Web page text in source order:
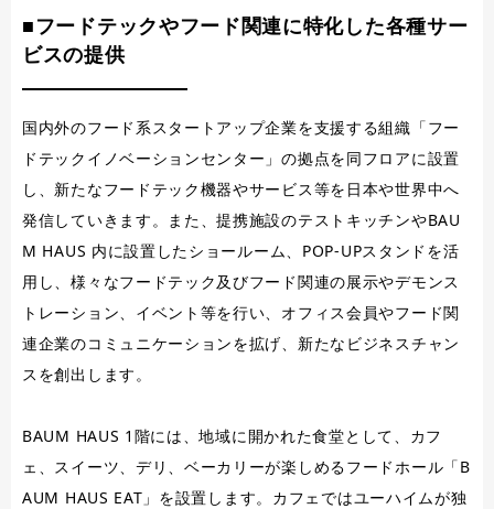
■フードテックやフード関連に特化した各種サー
ビスの提供
国内外のフード系スタートアップ企業を支援する組織「フー
ドテックイノベーションセンター」の拠点を同フロアに設置
し、新たなフードテック機器やサービス等を日本や世界中へ
発信していきます。また、提携施設のテストキッチンやBAU
M HAUS 内に設置したショールーム、POP-UPスタンドを活
用し、様々なフードテック及びフード関連の展示やデモンス
トレーション、イベント等を行い、オフィス会員やフード関
連企業のコミュニケーションを拡げ、新たなビジネスチャン
スを創出します。
BAUM HAUS 1階には、地域に開かれた食堂として、カフ
ェ、スイーツ、デリ、ベーカリーが楽しめるフードホール「B
AUM HAUS EAT」を設置します。カフェではユーハイムが独